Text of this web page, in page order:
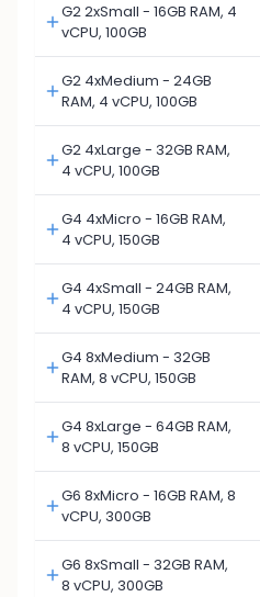
G2 2xSmall - 16GB RAM, 4
vCPU, 100GB
G2 4xMedium - 24GB
RAM, 4 vCPU, 100GB
G2 4xLarge - 32GB RAM,
4 vCPU, 100GB
G4 4xMicro - 16GB RAM,
4 vCPU, 150GB
G4 4xSmall - 24GB RAM,
4 vCPU, 150GB
G4 8xMedium - 32GB
RAM, 8 vCPU, 150GB
G4 8xLarge - 64GB RAM,
8 vCPU, 150GB
G6 8xMicro - 16GB RAM, 8
vCPU, 300GB
G6 8xSmall - 32GB RAM,
8 vCPU, 300GB